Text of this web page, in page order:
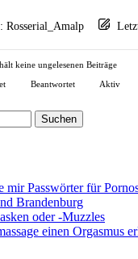
Rosserial_Amalp
keine ungelesenen Beiträge
Beantwortet Aktiv
mir Passwörter für
Brandenburg
oder -Muzzles
einen Orgasmus